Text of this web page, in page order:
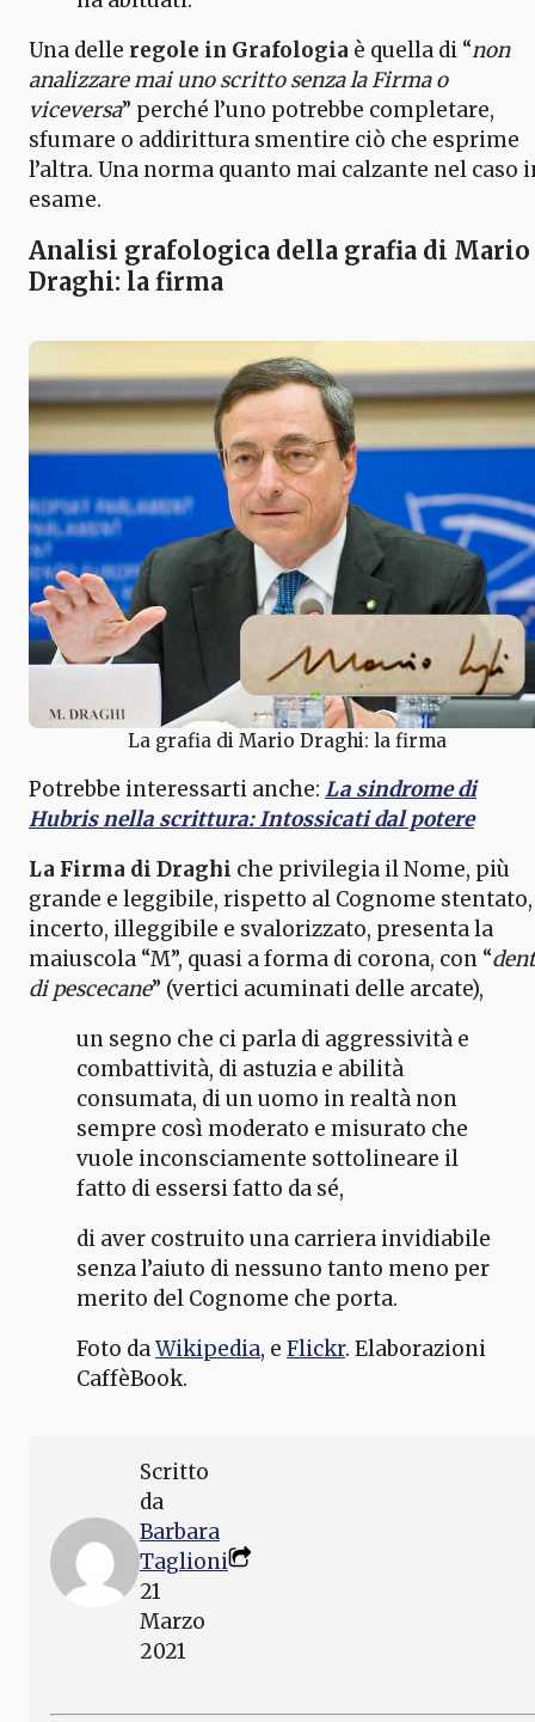
Una delle regole in Grafologia è quella di “non
analizzare mai uno scritto senza la Firma o
viceversa” perché l’uno potrebbe completare,
sfumare o addirittura smentire ciò che esprime
l’altra. Una norma quanto mai calzante nel caso
esame.
Analisi grafologica della grafia di Mario
Draghi: la firma
La grafia di Mario Draghi: la firma
Potrebbe interessarti anche: La sindrome di
Hubris nella scrittura: Intossicati dal potere
La Firma di Draghi che privilegia il Nome, più
grande e leggibile, rispetto al Cognome stentato,
incerto, illeggibile e svalorizzato, presenta la
maiuscola “M”, quasi a forma di corona, con “
di pescecane” (vertici acuminati delle arcate),
un segno che ci parla di aggressività e
combattività, di astuzia e abilità
consumata, di un uomo in realtà non
sempre così moderato e misurato che
vuole inconsciamente sottolineare il
fatto di essersi fatto da sé,
di aver costruito una carriera invidiabile
senza l’aiuto di nessuno tanto meno per
merito del Cognome che porta.
Foto daWikipedia, e Flickr. Elaborazioni
CaffèBook.
Scritto
da
Barbara
Taglioni
21
Marzo
2021